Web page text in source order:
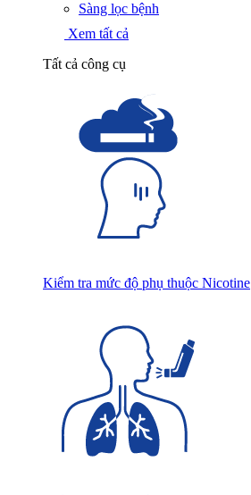
Sàng lọc bệnh
Xem tất cả
Tất cả công cụ
Kiểm tra mức độ phụ thuộc Nicotine